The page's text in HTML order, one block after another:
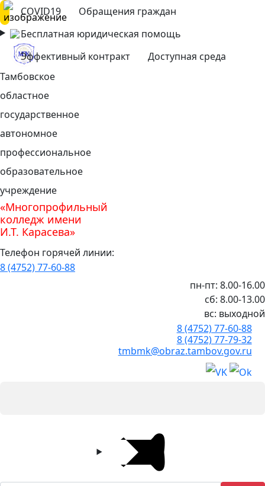
COVID19
Обращения граждан
Бесплатная юридическая помощь
Эффективный контракт
Доступная среда
Тамбовское
областное
государственное
автономное
профессиональное
образовательное
учреждение
«Многопрофильный
колледж имени
И.Т. Карасева»
Телефон горячей линии:
8 (4752) 77-60-88
пн-пт: 8.00-16.00
сб: 8.00-13.00
вс: выходной
8 (4752) 77-60-88
8 (4752) 77-79-32
tmbmk@obraz.tambov.gov.ru